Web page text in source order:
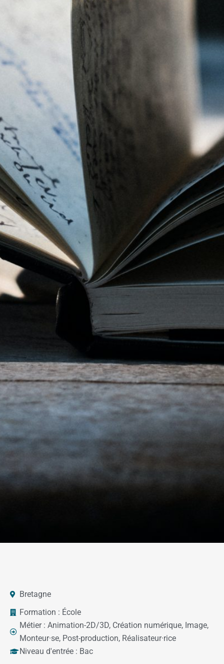
Bretagne
Formation : École
Métier : Animation-2D/3D, Création numérique, Image,
Monteur·se, Post-production, Réalisateur·rice
Niveau d'entrée : Bac